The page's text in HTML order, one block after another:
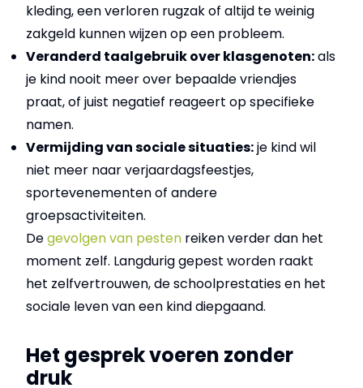
kleding, een verloren rugzak of altijd te weinig
zakgeld kunnen wijzen op een probleem.
Veranderd taalgebruik over klasgenoten:als
je kind nooit meer over bepaalde vriendjes
praat, of juist negatief reageert op specifieke
namen.
Vermijding van sociale situaties:je kind wil
niet meer naar verjaardagsfeestjes,
sportevenementen of andere
groepsactiviteiten.
Degevolgen van pesten reiken verder dan het
moment zelf. Langdurig gepest worden raakt
het zelfvertrouwen, de schoolprestaties en het
sociale leven van een kind diepgaand.
Het gesprek voeren zonder
druk